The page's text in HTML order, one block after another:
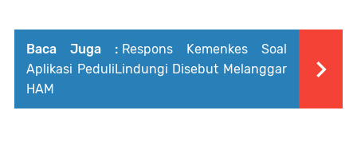
Baca Juga : Respons Kemenkes Soal
Aplikasi PeduliLindungi Disebut Melanggar
HAM